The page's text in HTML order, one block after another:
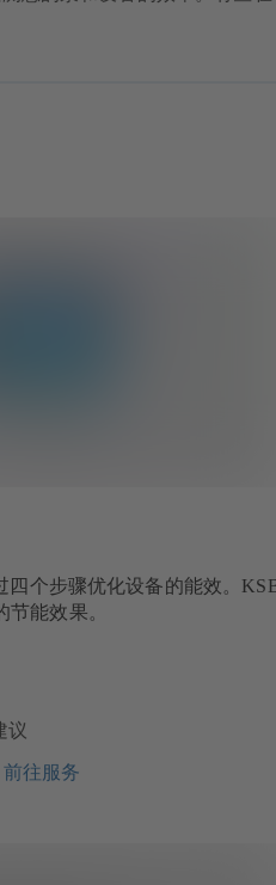
四个步骤优化设备的能效。
能效果。
议
前往服务